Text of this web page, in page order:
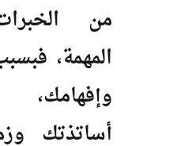
من
المهمة،
أساتذتك